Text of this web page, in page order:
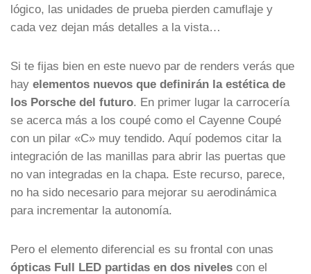
lógico, las unidades de prueba pierden camuflaje y
cada vez dejan más detalles a la vista…
Si te fijas bien en este nuevo par de renders verás que
hay elementos nuevos que definirán la estética de
los Porsche del futuro. En primer lugar la carrocería
se acerca más a los coupé como el Cayenne Coupé
con un pilar «C» muy tendido. Aquí podemos citar la
integración de las manillas para abrir las puertas que
no van integradas en la chapa. Este recurso, parece,
no ha sido necesario para mejorar su aerodinámica
para incrementar la autonomía.
Pero el elemento diferencial es su frontal con unas
ópticas Full LED partidas en dos niveles con el